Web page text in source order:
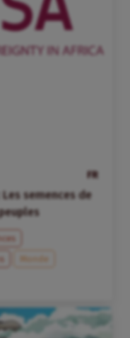
FR
Les semences de
Monde